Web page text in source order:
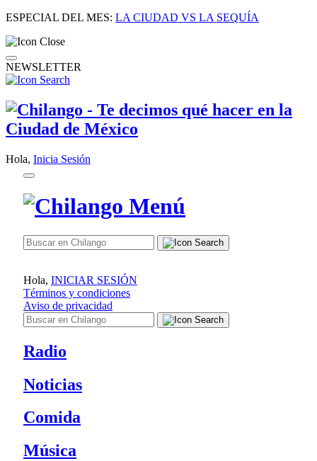
ESPECIAL DEL MES: LA CIUDAD VS LA SEQUÍA
NEWSLETTER
Hola, Inicia Sesión
Hola, INICIAR SESIÓN
Términos y condiciones
Aviso de privacidad
Radio
Noticias
Comida
Música